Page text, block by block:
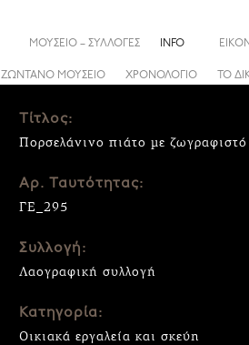
ΖΩΝΤΑΝΟ ΜΟΥΣΕΙΟ ΧΡΟΝΟΛΟΓΙΟ ΤΟ
ΜΟΥΣΕΙΟ – ΣΥΛΛΟΓΕΣ INFO
Τίτλος:
Πορσελάνινο πιάτο με
Αρ. Ταυτότητας:
ΓΕ_295
Συλλογή:
Λαογραφική συλλογή
Κατηγορία:
Οικιακά εργαλεία και σκεύη